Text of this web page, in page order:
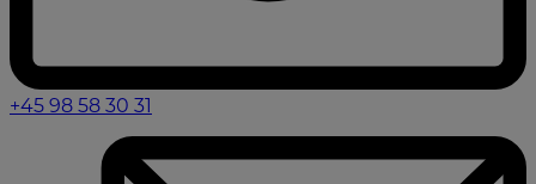
+45 98 58 30 31